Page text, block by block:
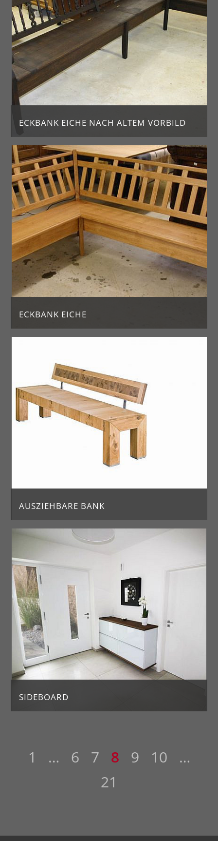
ECKBANK EICHE NACH ALTEM VORBILD
Eckbank aus Eiche, dunkel gebeizt, mit gedrechselten Rückenelementen und Staufach
ECKBANK EICHE
Eckbank aus heller Eiche in klassischem Design
AUSZIEHBARE BANK
Bank in Asteiche mit zwei Einlegeplatten
SIDEBOARD
1 … 6 7 8 9 10
…
21